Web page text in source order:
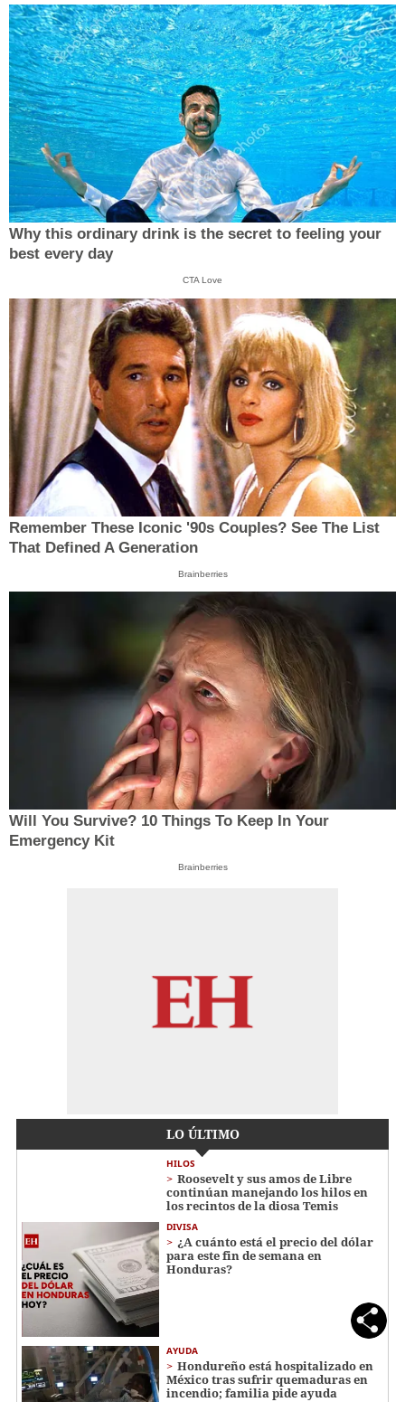
Why this ordinary drink is the secret to feeling your
best every day
CTA Love
Remember These Iconic '90s Couples? See The List
That Defined A Generation
Brainberries
Will You Survive? 10 Things To Keep In Your
Emergency Kit
Brainberries
LO ÚLTIMO
HILOS
Roosevelt y sus amos de Libre
continúan manejando los hilos en
los recintos de la diosa Temis
DIVISA
¿A cuánto está el precio del dólar
para este fin de semana en
Honduras?
AYUDA
Hondureño está hospitalizado en
México tras sufrir quemaduras en
incendio; familia pide ayuda